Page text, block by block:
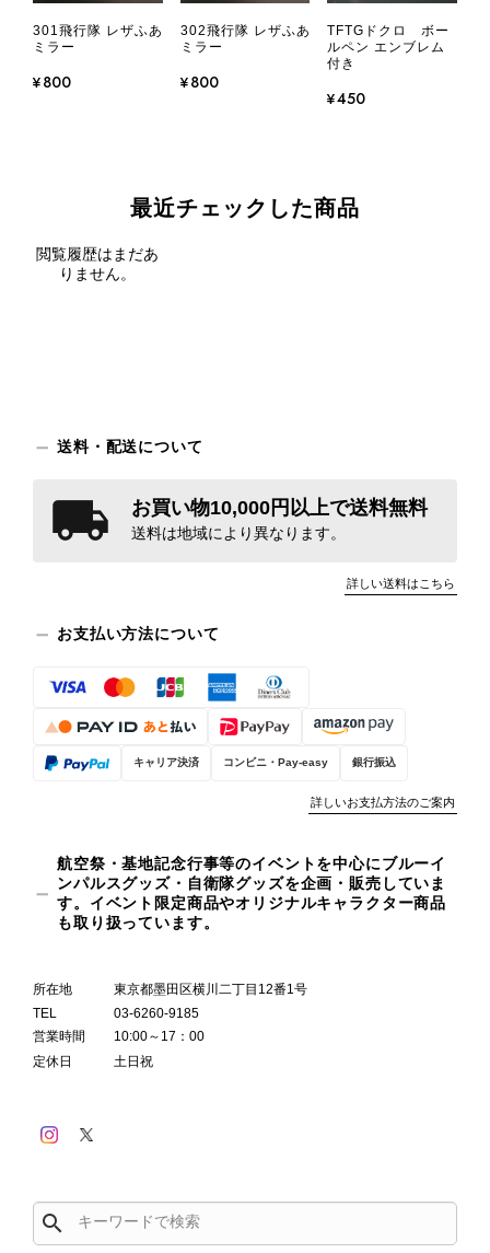
301飛行隊 レザふあ
ミラー
¥800
302飛行隊 レザふあ
ミラー
¥800
TFTGドクロ ボー
ルペン エンブレム
付き
¥450
最近チェックした商品
閲覧履歴はまだあ
りません。
送料・配送について
お買い物10,000円以上で送料無料
送料は地域により異なります。
詳しい送料はこちら
お支払い方法について
キャリア決済 コンビニ・Pay-easy 銀行振込
詳しいお支払方法のご案内
航空祭・基地記念行事等のイベントを中心にブルーイ
ンパルスグッズ・自衛隊グッズを企画・販売していま
す。イベント限定商品やオリジナルキャラクター商品
も取り扱っています。
所在地
東京都墨田区横川二丁目12番1号
TEL
03-6260-9185
営業時間
10:00～17：00
定休日
土日祝
search